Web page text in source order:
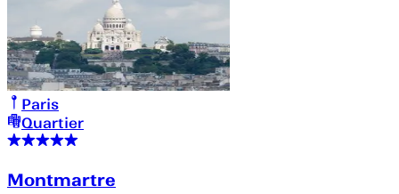
Paris
Quartier
Montmartre